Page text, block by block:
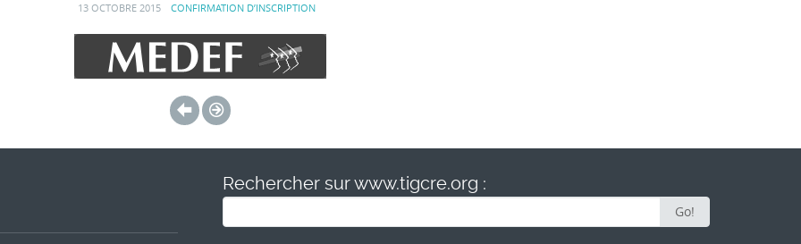
13 OCTOBRE 2015 CONFIRMATION D’INSCRIPTION
Rechercher sur www.tigcre.org :
Search
for:
Go!